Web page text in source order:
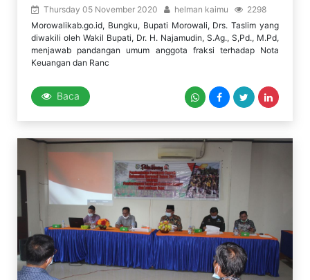
Thursday 05 November 2020 helman kaimu
2298
Morowalikab.go.id, Bungku, Bupati Morowali, Drs. Taslim yang
diwakili oleh Wakil Bupati, Dr. H. Najamudin, S.Ag., S,Pd., M.Pd,
menjawab pandangan umum anggota fraksi terhadap Nota
Keuangan dan Ranc
Baca